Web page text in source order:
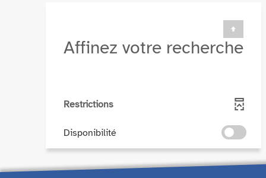
Affinez votre recherche
Restrictions
Disponibilité
-
ajouter